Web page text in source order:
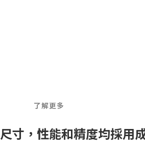
了解更多
尺寸，性能和精度均採用